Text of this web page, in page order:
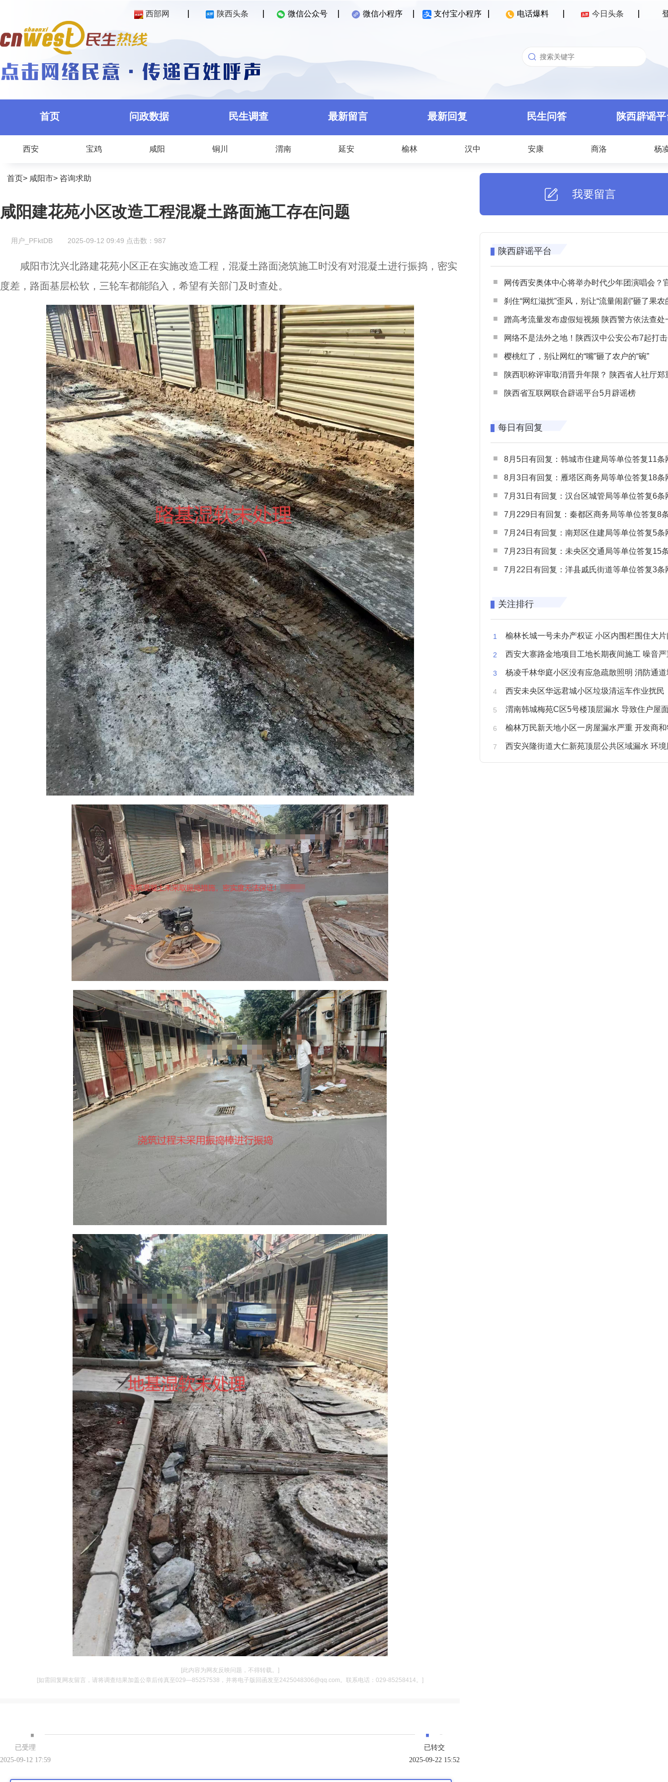
西部网 陕西头条 微信公众号 微信小程序 支付宝小程序 电话爆料 今日头条
首页 问政数据 民生调查 最新留言 最新回复 民生问答 陕西辟谣
西安 宝鸡 咸阳 铜川 渭南 延安 榆林 汉中 安康 商洛 杨
首页> 咸阳市> 咨询求助
咸阳建花苑小区改造工程混凝土路面施工存在问题
用户_PFktDB 2025-09-12 09:49 点击数： 987
咸阳市沈兴北路建花苑小区正在实施改造工程，混凝土路面浇筑施工时没有对混凝土进行振捣，密实
度差，路面基层松软，三轮车都能陷入，希望有关部门及时查处。
[此内容为网友反映问题，不得转载。]
[如需回复网友留言，请将调查结果加盖公章后传真至029—85257538，并将电子版回函发至2425048306@qq.com。联系电话：029-85258414。]
· ·
已受理
2025-09-12 17:59
已转交
2025-09-22 15:52
我要留言
陕西辟谣平台
网传西安奥体中心将举办时代少年团演唱会？官方回应：纯
刹住“网红滋扰”歪风，别让“流量闹剧”砸了果农
蹭高考流量发布虚假短视频 陕西警方依法查处一起涉高考网络
网络不是法外之地！陕西汉中公安公布7起打击整治网谣网暴典型
樱桃红了，别让网红的“嘴”砸了农户的“碗”
陕西职称评审取消晋升年限？ 陕西省人社厅郑重声明 谨防职称评审不实言
陕西省互联网联合辟谣平台5月辟谣榜
每日有回复
8月5日有回复：韩城市住建局等单位答复11条网民
8月3日有回复：雁塔区商务局等单位答复18条网民
7月31日有回复：汉台区城管局等单位答复6条网民
7月229日有回复：秦都区商务局等单位答复8条网民
7月24日有回复：南郑区住建局等单位答复5条网民
7月23日有回复：未央区交通局等单位答复15条网民
7月22日有回复：洋县戚氏街道等单位答复3条网民
关注排行
榆林长城一号未办产权证 小区内围栏围住大片闲置
西安大寨路金地项目工地长期夜间施工 噪音严重
杨凌千林华庭小区没有应急疏散照明 消防通
西安未央区华远君城小区垃圾清运车作业扰民
渭南韩城梅苑C区5号楼顶层漏水 导致住户屋面被
榆林万民新天地小区一房屋漏水严重 开发商和物业不予
西安兴隆街道大仁新苑顶层公共区域漏水 环